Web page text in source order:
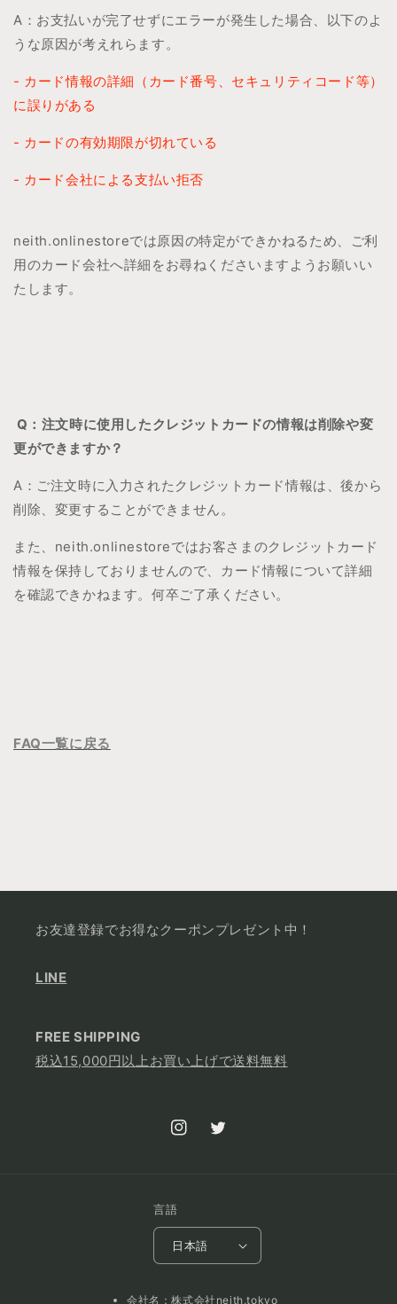
A：お支払いが完了せずにエラーが発生した場合、以下のよ
うな原因が考えれらます。
- カード情報の詳細（カード番号、セキュリティコード等）
に誤りがある
- カードの有効期限が切れている
- カード会社による支払い拒否
neith.onlinestoreでは原因の特定ができかねるため、ご利
用のカード会社へ詳細をお尋ねくださいますようお願いい
たします。
Q：注文時に使用したクレジットカードの情報は削除や変
更ができますか？
A：ご注文時に入力されたクレジットカード情報は、後から
削除、変更することができません。
また、neith.onlinestoreではお客さまのクレジットカード
情報を保持しておりませんので、カード情報について詳細
を確認できかねます。何卒ご了承ください。
FAQ一覧に戻る
お友達登録でお得なクーポンプレゼント中！
LINE
FREE SHIPPING
税込15,000円以上お買い上げで送料無料
InstagramTwitter
言語
日本語
会社名：株式会社neith.tokyo